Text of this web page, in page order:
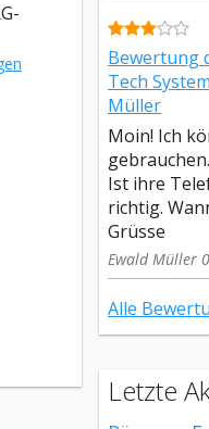
Bewertung
Tech
Müller
Moin! Ich
Ist ihre
richtig.
Grüsse
Ewald Müller
Alle
Letzte